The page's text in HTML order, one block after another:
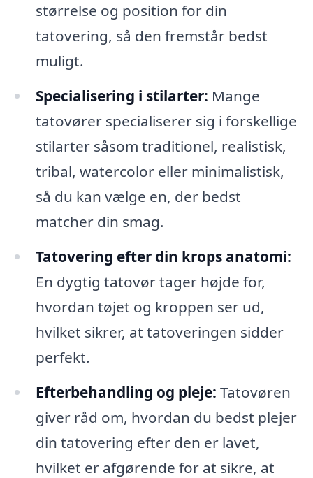
størrelse og position for din
tatovering, så den fremstår bedst
muligt.
Specialisering i stilarter: Mange
tatovører specialiserer sig i forskellige
stilarter såsom traditionel, realistisk,
tribal, watercolor eller minimalistisk,
så du kan vælge en, der bedst
matcher din smag.
Tatovering efter din krops anatomi:
En dygtig tatovør tager højde for,
hvordan tøjet og kroppen ser ud,
hvilket sikrer, at tatoveringen sidder
perfekt.
Efterbehandling og pleje: Tatovøren
giver råd om, hvordan du bedst plejer
din tatovering efter den er lavet,
hvilket er afgørende for at sikre, at